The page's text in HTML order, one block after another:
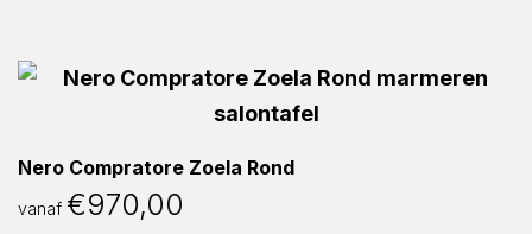
Nero Compratore Zoela Rond
vanaf €970,00